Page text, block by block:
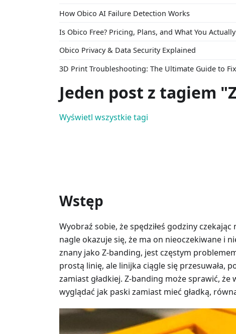
How Obico AI Failure Detection Works
Is Obico Free? Pricing, Plans, and What You
Obico Privacy & Data Security Explained
3D Print Troubleshooting: The Ultimate Guide to
Jeden post z tagiem
Wyświetl wszystkie tagi
Wstęp
Wyobraź sobie, że spędziłeś godziny
nagle okazuje się, że ma on nieoczekiwane i
znany jako Z-banding, jest częstym
prostą linię, ale linijka ciągle się przesuwała,
zamiast gładkiej. Z-banding może sprawić,
wyglądać jak paski zamiast mieć gładką,